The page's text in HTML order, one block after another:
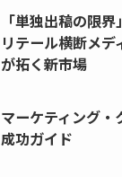
「単独出稿の限
リテール横断メデ
が拓く新市場
マーケティング・
成功ガイド